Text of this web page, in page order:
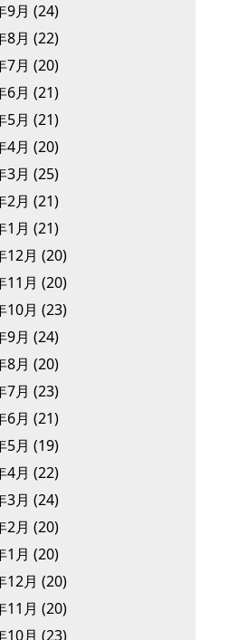
9月 (24)
8月 (22)
7月 (20)
6月 (21)
5月 (21)
4月 (20)
3月 (25)
2月 (21)
1月 (21)
12月 (20)
11月 (20)
10月 (23)
9月 (24)
8月 (20)
7月 (23)
6月 (21)
5月 (19)
4月 (22)
3月 (24)
2月 (20)
1月 (20)
12月 (20)
11月 (20)
10月 (23)